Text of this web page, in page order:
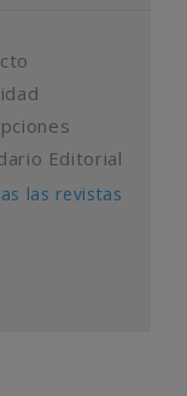
Editorial
las revistas